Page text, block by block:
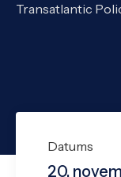
Transatlantic
Datums
20.